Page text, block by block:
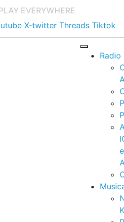
EVERYWHERE
X-twitter Threads Tiktok
Radio
e